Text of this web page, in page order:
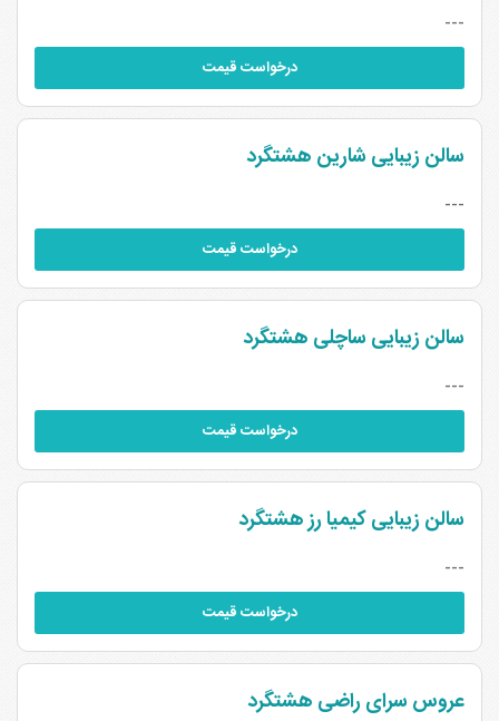
---
درخواست قیمت
سالن زیبایی شارین هشتگرد
---
درخواست قیمت
سالن زیبایی ساچلی هشتگرد
---
درخواست قیمت
سالن زیبایی کیمیا رز هشتگرد
---
درخواست قیمت
عروس سرای راضی هشتگرد